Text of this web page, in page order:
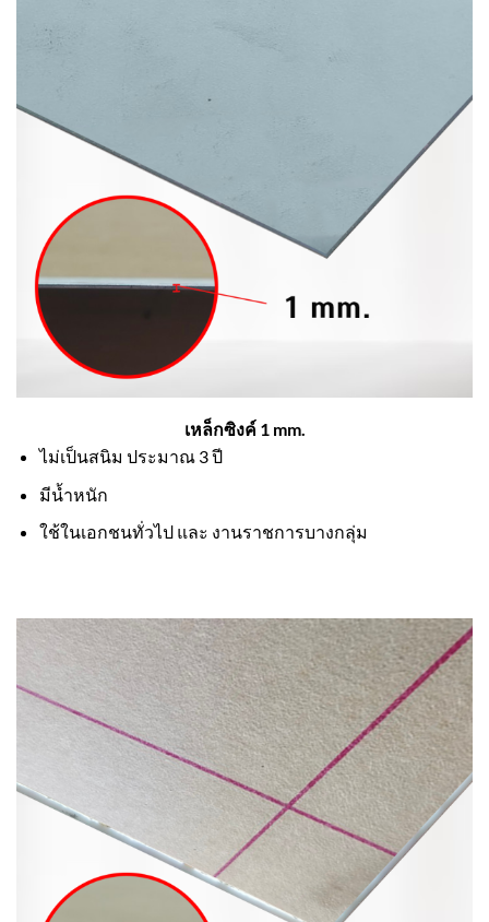
เหล็กซิงค์ 1 mm.
ไม่เป็นสนิม ประมาณ 3 ปี
มีน้ำหนัก
ใช้ในเอกชนทั่วไป และ งานราชการบางกลุ่ม